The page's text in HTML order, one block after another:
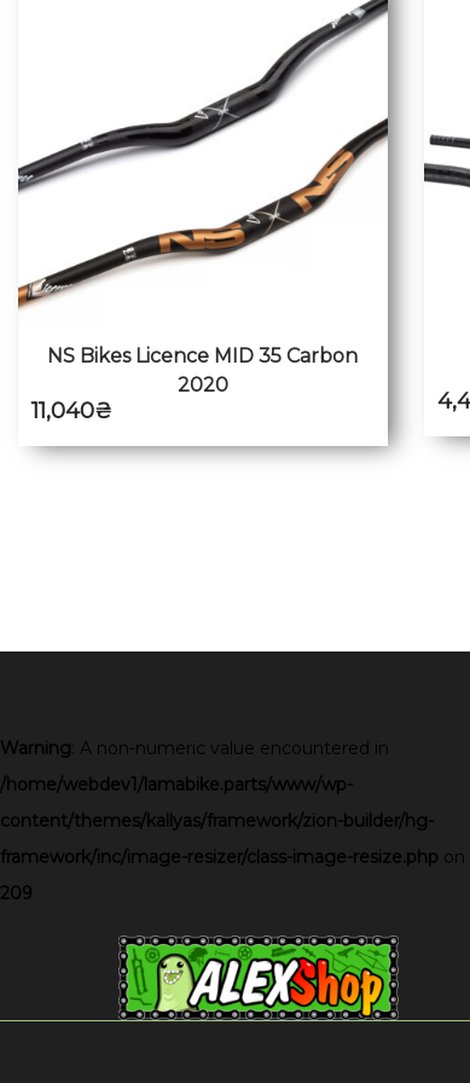
NS Bikes Licence MID 35 Carbon
2020
11,040₴
Warning: A non-numeric value encountered in
/home/webdev1/lamabike.parts/www/wp-
content/themes/kallyas/framework/zion-builder/hg-
framework/inc/image-resizer/class-image-resize.php on
209